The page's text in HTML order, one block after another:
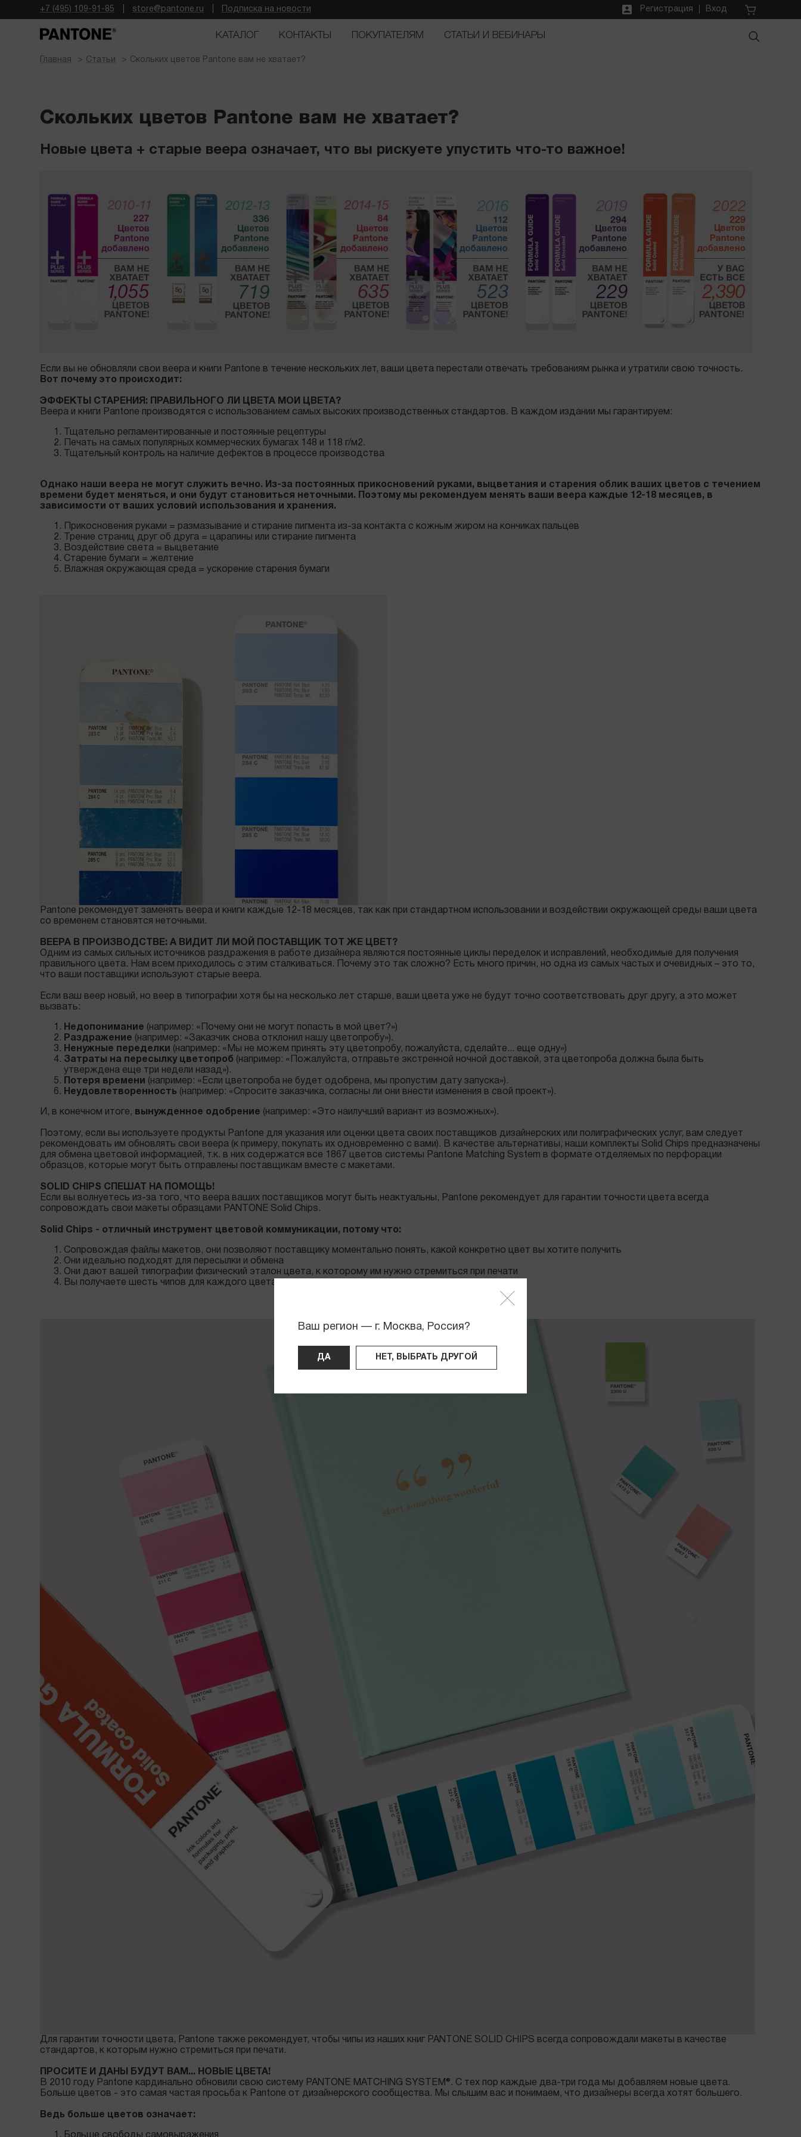
+7 (495) 109-91-85 store@pantone.ru Подписка на новости Регистрация Вход
КАТАЛОГ КОНТАКТЫ ПОКУПАТЕЛЯМ СТАТЬИ И ВЕБИНАРЫ
Главная Статьи Скольких цветов Pantone вам не хватает?
Скольких цветов Pantone вам не хватает?
Новые цвета + старые веера означает, что вы рискуете упустить что-то важное!
Если вы не обновляли свои веера и книги Pantone в течение нескольких лет, ваши цвета перестали отвечать требованиям рынка и утратили свою точность.
Вот почему это происходит:
ЭФФЕКТЫ СТАРЕНИЯ: ПРАВИЛЬНОГО ЛИ ЦВЕТА МОИ ЦВЕТА?
Веера и книги Pantone производятся с использованием самых высоких производственных стандартов. В каждом издании мы гарантируем:
Тщательно регламентированные и постоянные рецептуры
Печать на самых популярных коммерческих бумагах 148 и 118 г/м2.
Тщательный контроль на наличие дефектов в процессе производства
Однако наши веера не могут служить вечно. Из-за постоянных прикосновений руками, выцветания и старения облик ваших цветов с течением
времени будет меняться, и они будут становиться неточными. Поэтому мы рекомендуем менять ваши веера каждые 12-18 месяцев, в
зависимости от ваших условий использования и хранения.
Прикосновения руками = размазывание и стирание пигмента из-за контакта с кожным жиром на кончиках пальцев
Трение страниц друг об друга = царапины или стирание пигмента
Воздействие света = выцветание
Старение бумаги = желтение
Влажная окружающая среда = ускорение старения бумаги
Pantone рекомендует заменять веера и книги каждые 12-18 месяцев, так как при стандартном использовании и воздействии окружающей среды ваши цвета
со временем становятся неточными.
ВЕЕРА В ПРОИЗВОДСТВЕ: А ВИДИТ ЛИ МОЙ ПОСТАВЩИК ТОТ ЖЕ ЦВЕТ?
Одним из самых сильных источников раздражения в работе дизайнера являются постоянные циклы переделок и исправлений, необходимые для получения
правильного цвета. Нам всем приходилось с этим сталкиваться. Почему это так сложно? Есть много причин, но одна из самых частых и очевидных – это то,
что ваши поставщики используют старые веера.
Если ваш веер новый, но веер в типографии хотя бы на несколько лет старше, ваши цвета уже не будут точно соответствовать друг другу, а это может
вызвать:
Недопонимание (например: «Почему они не могут попасть в мой цвет?»)
Раздражение (например: «Заказчик снова отклонил нашу цветопробу»).
Ненужные переделки (например: «Мы не можем принять эту цветопробу, пожалуйста, сделайте... еще одну»)
Затраты на пересылку цветопроб (например: «Пожалуйста, отправьте экстренной ночной доставкой, эта цветопроба должна была быть
утверждена еще три недели назад»).
Потеря времени (например: «Если цветопроба не будет одобрена, мы пропустим дату запуска»).
Неудовлетворенность (например: «Спросите заказчика, согласны ли они внести изменения в свой проект»).
И, в конечном итоге, вынужденное одобрение (например: «Это наилучший вариант из возможных»).
Поэтому, если вы используете продукты Pantone для указания или оценки цвета своих поставщиков дизайнерских или полиграфических услуг, вам следует
рекомендовать им обновлять свои веера (к примеру, покупать их одновременно с вами). В качестве альтернативы, наши комплекты Solid Chips предназначены
для обмена цветовой информацией, т.к. в них содержатся все 1867 цветов системы Pantone Matching System в формате отделяемых по перфорации
образцов, которые могут быть отправлены поставщикам вместе с макетами.
SOLID CHIPS СПЕШАТ НА ПОМОЩЬ!
Если вы волнуетесь из-за того, что веера ваших поставщиков могут быть неактуальны, Pantone рекомендует для гарантии точности цвета всегда
сопровождать свои макеты образцами PANTONE Solid Chips.
Solid Chips - отличный инструмент цветовой коммуникации, потому что:
Сопровождая файлы макетов, они позволяют поставщику моментально понять, какой конкретно цвет вы хотите получить
Они идеально подходят для пересылки и обмена
Они дают вашей типографии физический эталон цвета, к которому им нужно стремиться при печати
Вы получаете шесть чипов для каждого цвета и можете докупить израсходованные страницы
Для гарантии точности цвета, Pantone также рекомендует, чтобы чипы из наших книг PANTONE SOLID CHIPS всегда сопровождали макеты в качестве
стандартов, к которым нужно стремиться при печати.
ПРОСИТЕ И ДАНЫ БУДУТ ВАМ... НОВЫЕ ЦВЕТА!
В 2010 году Pantone кардинально обновили свою систему PANTONE MATCHING SYSTEM®. С тех пор каждые два-три года мы добавляем новые цвета.
Больше цветов - это самая частая просьба к Pantone от дизайнерского сообщества. Мы слышим вас и понимаем, что дизайнеры всегда хотят большего.
Ведь больше цветов означает:
Больше свободы самовыражения
Ваш регион — г. Москва, Россия?
ДА НЕТ, ВЫБРАТЬ ДРУГОЙ